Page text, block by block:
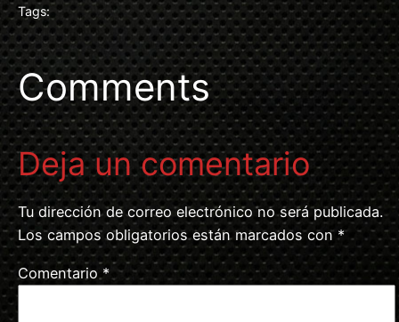
Tags:
Comments
Deja un comentario
Tu dirección de correo electrónico no será publicada.
Los campos obligatorios están marcados con *
Comentario *